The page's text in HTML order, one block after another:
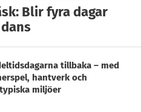
Blir fyra dagar
tillbaka – med
hantverk och
miljöer